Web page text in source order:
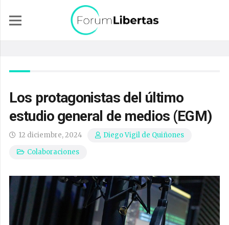
Los protagonistas del último
estudio general de medios (EGM)
12 diciembre, 2024
Diego Vigil de Quiñones
Colaboraciones